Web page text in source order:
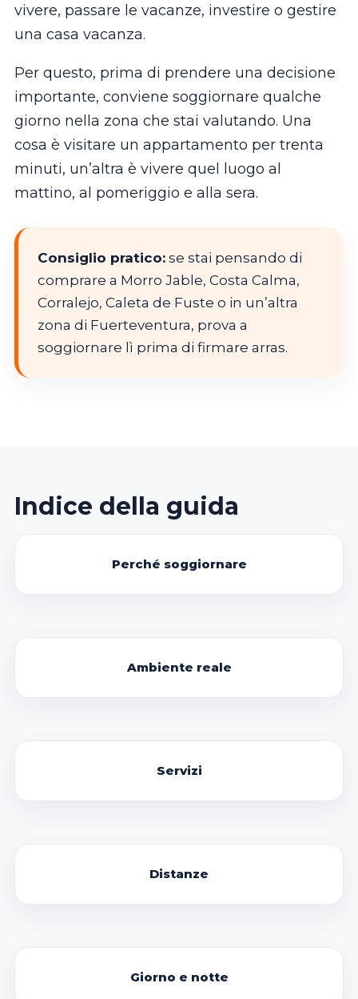
vivere, passare le vacanze, investire o gestire
una casa vacanza.
Per questo, prima di prendere una decisione
importante, conviene soggiornare qualche
giorno nella zona che stai valutando. Una
cosa è visitare un appartamento per trenta
minuti, un’altra è vivere quel luogo al
mattino, al pomeriggio e alla sera.
Consiglio pratico:se stai pensando di
comprare a Morro Jable, Costa Calma,
Corralejo, Caleta de Fuste o in un’altra
zona di Fuerteventura, prova a
soggiornare lì prima di firmare arras.
Indice della guida
Perché soggiornare
Ambiente reale
Servizi
Distanze
Giorno e notte